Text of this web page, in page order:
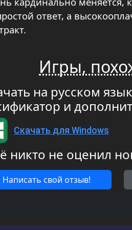
ответ, а
Игры,
на русском
и
Скачать для Windows
никто не оценил
Написать свой отзыв!